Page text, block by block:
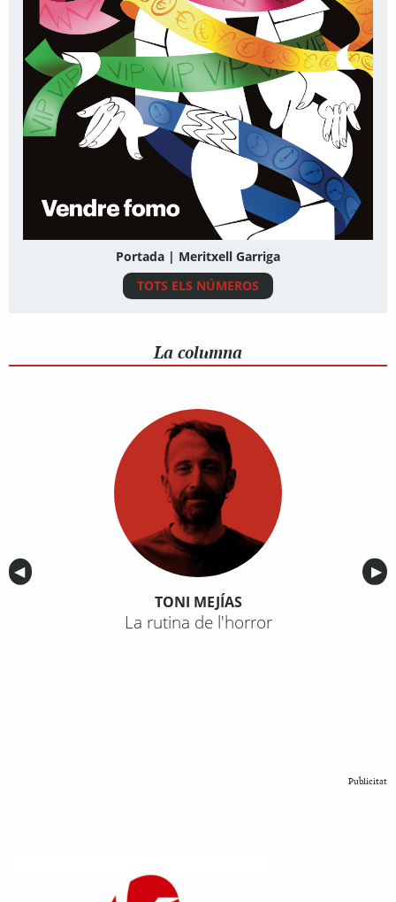
Portada | Meritxell Garriga
TOTS ELS NÚMEROS
La columna
Anterior
◀︎ ▶︎
TONI MEJÍAS
La rutina de l'horror
Publicitat